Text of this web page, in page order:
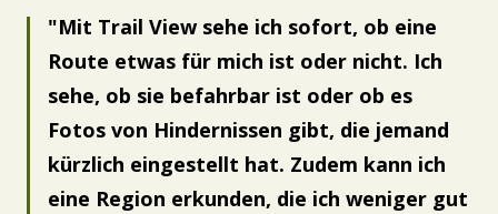
Mit Trail View sehe ich sofort, ob eine
Route etwas für mich ist oder nicht. Ich
sehe, ob sie befahrbar ist oder ob es
Fotos von Hindernissen gibt, die jemand
kürzlich eingestellt hat. Zudem kann ich
eine Region erkunden, die ich weniger gut